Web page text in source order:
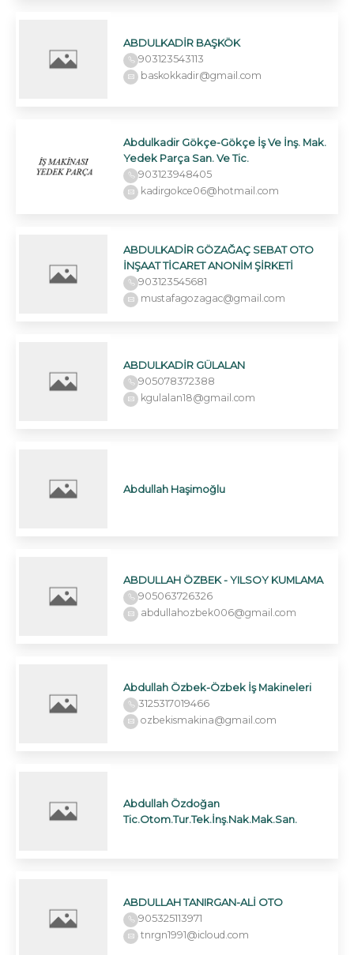
ABDULKADİR BAŞKÖK
903123543113
baskokkadir@gmail.com
Abdulkadir Gökçe-Gökçe İş Ve İnş. Mak.
Yedek Parça San. Ve Tic.
903123948405
kadirgokce06@hotmail.com
ABDULKADİR GÖZAĞAÇ SEBAT OTO
İNŞAAT TİCARET ANONİM ŞİRKETİ
903123545681
mustafagozagac@gmail.com
ABDULKADİR GÜLALAN
905078372388
kgulalan18@gmail.com
Abdullah Haşimoğlu
ABDULLAH ÖZBEK - YILSOY KUMLAMA
905063726326
abdullahozbek006@gmail.com
Abdullah Özbek-Özbek İş Makineleri
3125317019466
ozbekismakina@gmail.com
Abdullah Özdoğan
Tic.Otom.Tur.Tek.İnş.Nak.Mak.San.
ABDULLAH TANIRGAN-ALİ OTO
905325113971
tnrgn1991@icloud.com